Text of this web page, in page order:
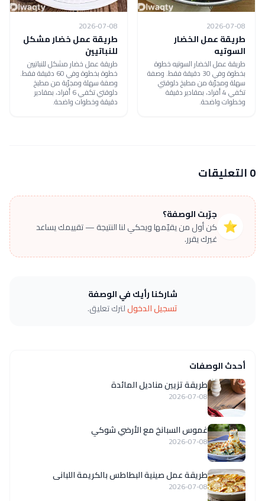
2026-07-08
طريقة عمل الخضار
السوتيه
طريقة عمل الخضار السوتيه خطوة
بخطوة وفي 30 دقيقة فقط. وصفة
سهلة ومجرّبة من مطبخ دلوقتي
تكفي 4 أفراد، بمقادير دقيقة
وخطوات واضحة.
2026-07-08
طريقة عمل خضار مشكل
للنباتيين
طريقة عمل خضار مشكل للنباتيين
خطوة بخطوة وفي 60 دقيقة فقط.
وصفة سهلة ومجرّبة من مطبخ
دلوقتي تكفي 6 أفراد، بمقادير
دقيقة وخطوات واضحة.
0 التعليقات
⭐
جرّبت الوصفة؟
كن أول من يقيّمها ويحكي لنا النتيجة — تقييمك يساعد
غيرك يقرر.
شاركنا رأيك في الوصفة
تسجيل الدخوللترك تعليق.
أحدث الوصفات
طريقة تزيين مناديل المائدة
2026-07-08
غموس السبانخ مع الأرضي شوكي
2026-07-08
طريقة عمل صينية البطاطس بالكريمة اللبانى
2026-07-08